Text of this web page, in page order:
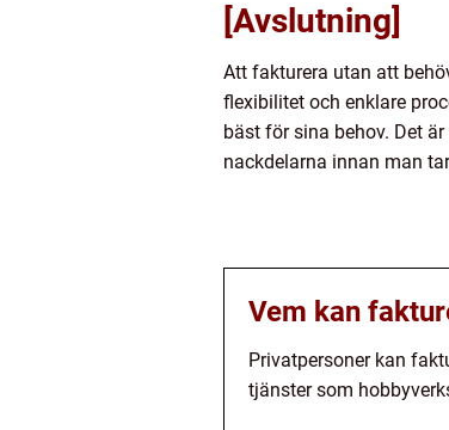
[Avslutning]
Att fakturera utan att
flexibilitet och enklare
bäst för sina behov. Det
nackdelarna innan man
Vem kan
Privatpersoner kan
tjänster som